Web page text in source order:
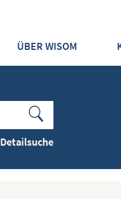
ÜBER WISOM
Detailsuche